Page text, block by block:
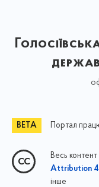
Портал
Весь
Attribution
інше